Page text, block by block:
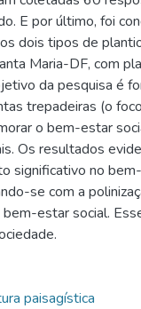
E por último, foi
dois tipos de
Maria-DF, com
da pesquisa é
trepadeiras (o
o bem-estar
Os resultados
significativo no
se com a
estar social.
paisagística